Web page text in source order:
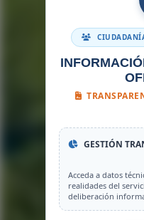
GESTIÓN
Acceda a datos
realidades del
deliberación